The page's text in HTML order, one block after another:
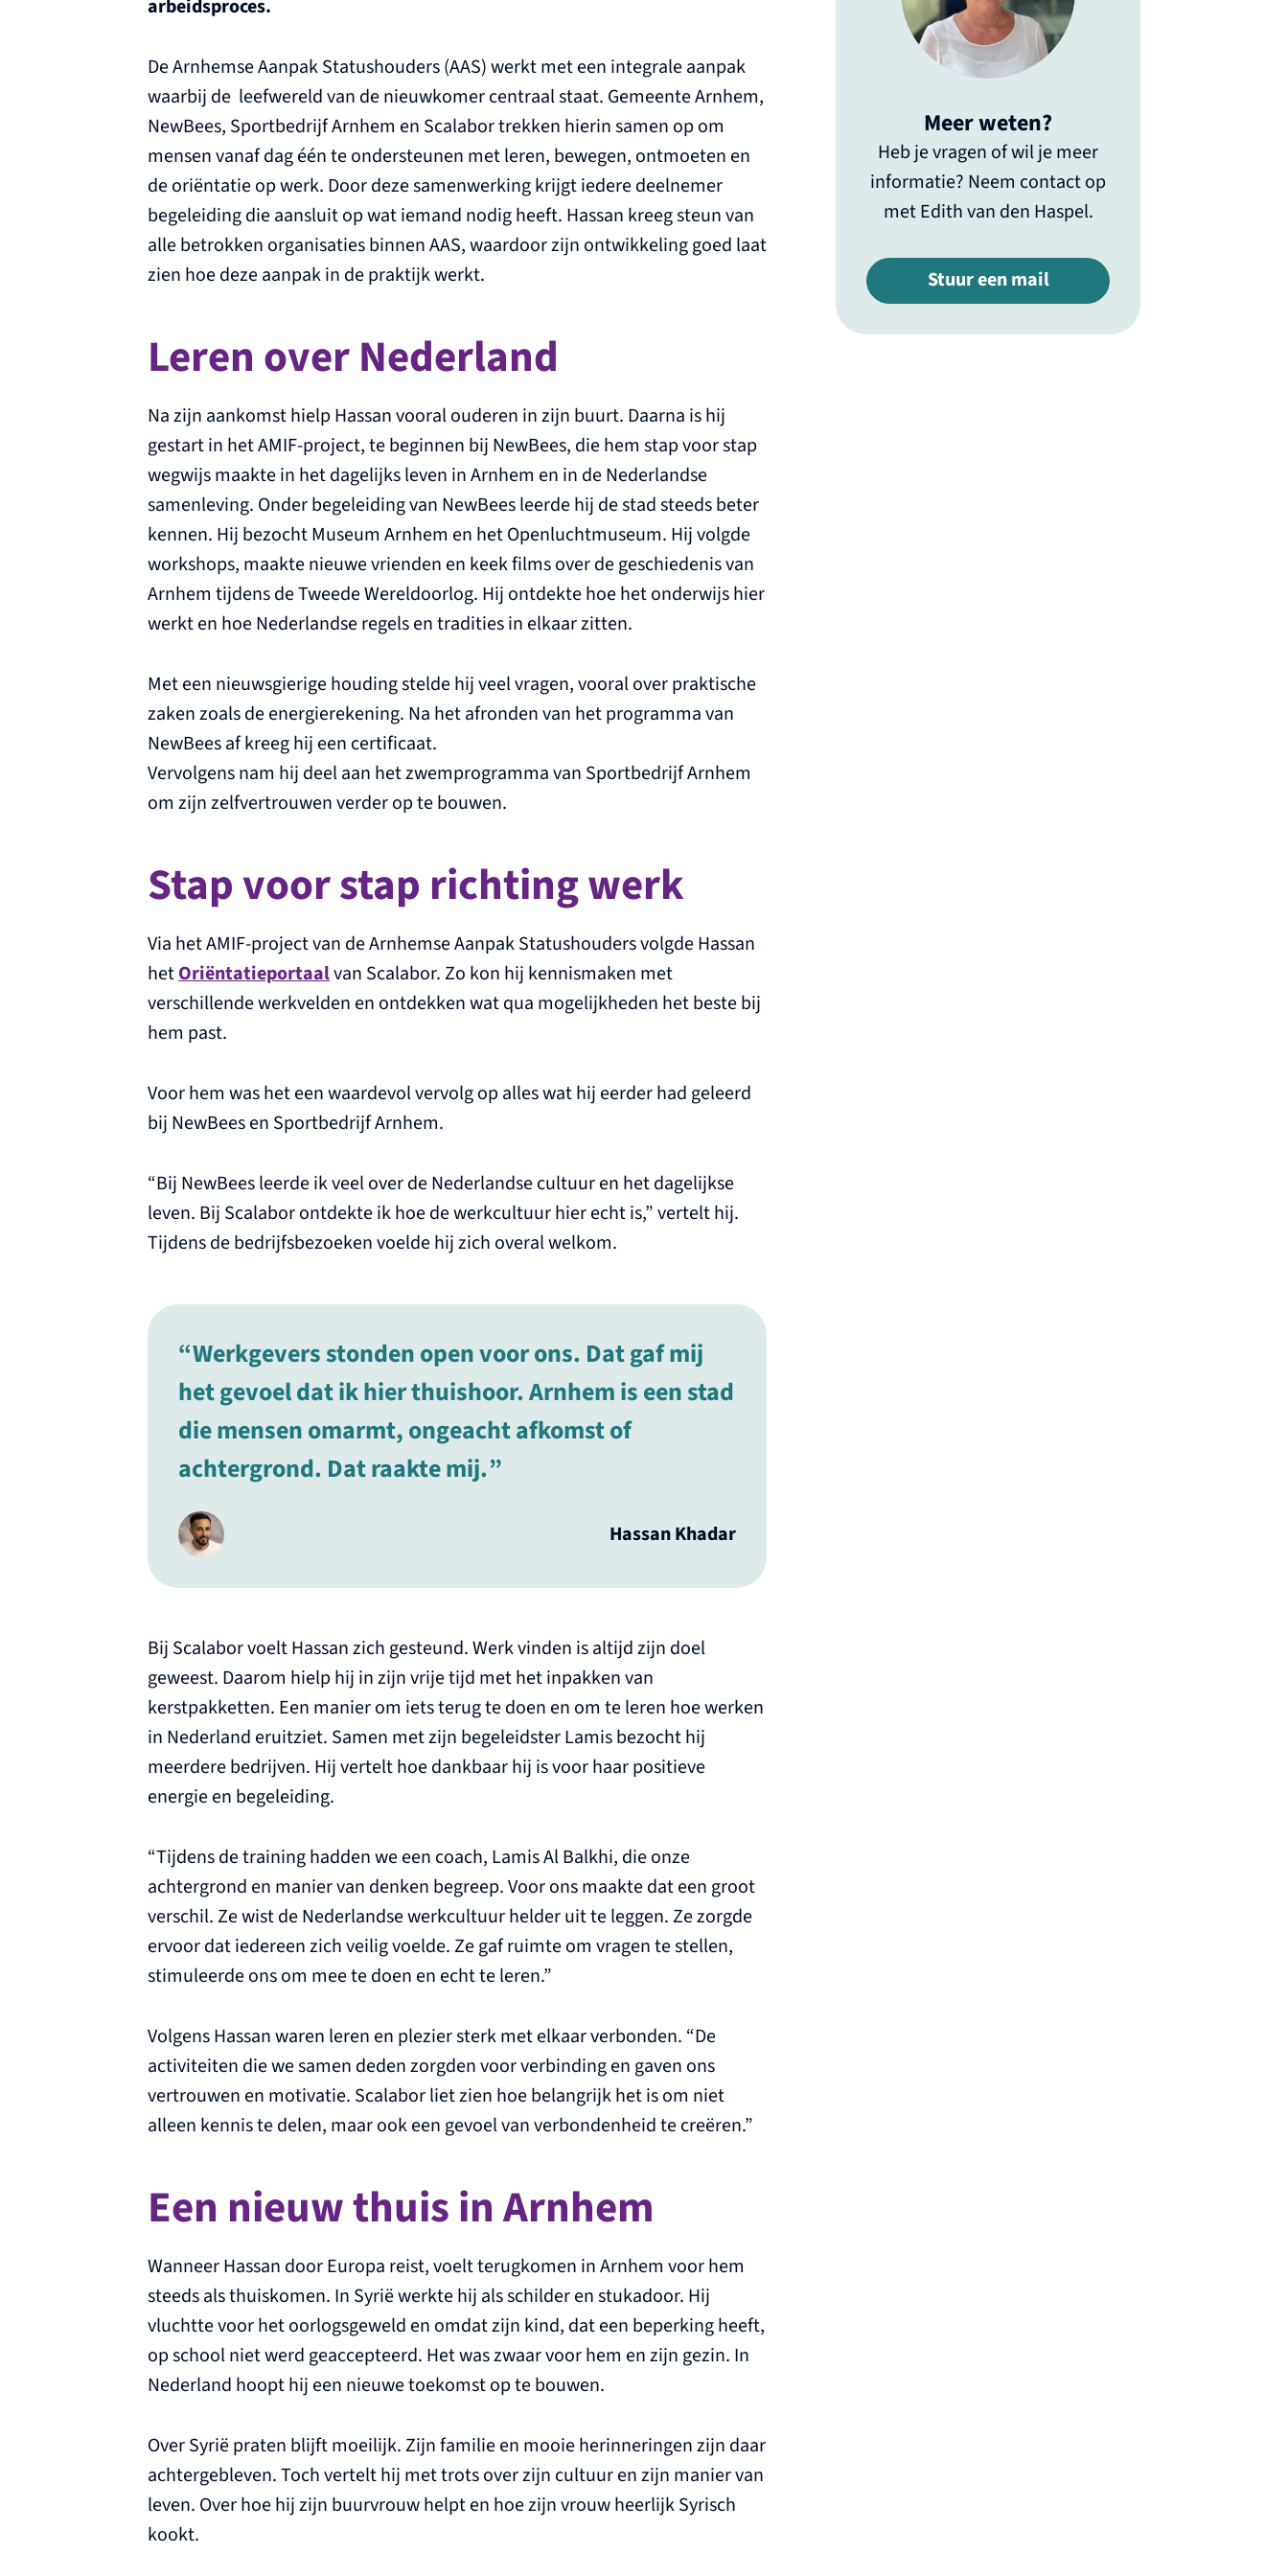
arbeidsproces.
De Arnhemse Aanpak Statushouders (AAS) werkt met een integrale aanpak
waarbij de leefwereld van de nieuwkomer centraal staat. Gemeente Arnhem,
NewBees, Sportbedrijf Arnhem en Scalabor trekken hierin samen op om
mensen vanaf dag één te ondersteunen met leren, bewegen, ontmoeten en
de oriëntatie op werk. Door deze samenwerking krijgt iedere deelnemer
begeleiding die aansluit op wat iemand nodig heeft. Hassan kreeg steun van
alle betrokken organisaties binnen AAS, waardoor zijn ontwikkeling goed laat
zien hoe deze aanpak in de praktijk werkt.
Leren over Nederland
Na zijn aankomst hielp Hassan vooral ouderen in zijn buurt. Daarna is hij
gestart in het AMIF-project, te beginnen bij NewBees, die hem stap voor stap
wegwijs maakte in het dagelijks leven in Arnhem en in de Nederlandse
samenleving. Onder begeleiding van NewBees leerde hij de stad steeds beter
kennen. Hij bezocht Museum Arnhem en het Openluchtmuseum. Hij volgde
workshops, maakte nieuwe vrienden en keek films over de geschiedenis van
Arnhem tijdens de Tweede Wereldoorlog. Hij ontdekte hoe het onderwijs hier
werkt en hoe Nederlandse regels en tradities in elkaar zitten.
Met een nieuwsgierige houding stelde hij veel vragen, vooral over praktische
zaken zoals de energierekening. Na het afronden van het programma van
NewBees af kreeg hij een certificaat.
Vervolgens nam hij deel aan het zwemprogramma van Sportbedrijf Arnhem
om zijn zelfvertrouwen verder op te bouwen.
Stap voor stap richting werk
Via het AMIF-project van de Arnhemse Aanpak Statushouders volgde Hassan
hetOriëntatieportaalvan Scalabor. Zo kon hij kennismaken met
verschillende werkvelden en ontdekken wat qua mogelijkheden het beste bij
hem past.
Voor hem was het een waardevol vervolg op alles wat hij eerder had geleerd
bij NewBees en Sportbedrijf Arnhem.
“Bij NewBees leerde ik veel over de Nederlandse cultuur en het dagelijkse
leven. Bij Scalabor ontdekte ik hoe de werkcultuur hier echt is,” vertelt hij.
Tijdens de bedrijfsbezoeken voelde hij zich overal welkom.
Werkgevers stonden open voor ons. Dat gaf mij
het gevoel dat ik hier thuishoor. Arnhem is een stad
die mensen omarmt, ongeacht afkomst of
achtergrond. Dat raakte mij.
Hassan Khadar
Bij Scalabor voelt Hassan zich gesteund. Werk vinden is altijd zijn doel
geweest. Daarom hielp hij in zijn vrije tijd met het inpakken van
kerstpakketten. Een manier om iets terug te doen en om te leren hoe werken
in Nederland eruitziet. Samen met zijn begeleidster Lamis bezocht hij
meerdere bedrijven. Hij vertelt hoe dankbaar hij is voor haar positieve
energie en begeleiding.
“Tijdens de training hadden we een coach, Lamis Al Balkhi, die onze
achtergrond en manier van denken begreep. Voor ons maakte dat een groot
verschil. Ze wist de Nederlandse werkcultuur helder uit te leggen. Ze zorgde
ervoor dat iedereen zich veilig voelde. Ze gaf ruimte om vragen te stellen,
stimuleerde ons om mee te doen en echt te leren.”
Volgens Hassan waren leren en plezier sterk met elkaar verbonden. “De
activiteiten die we samen deden zorgden voor verbinding en gaven ons
vertrouwen en motivatie. Scalabor liet zien hoe belangrijk het is om niet
alleen kennis te delen, maar ook een gevoel van verbondenheid te creëren.”
Een nieuw thuis in Arnhem
Wanneer Hassan door Europa reist, voelt terugkomen in Arnhem voor hem
steeds als thuiskomen. In Syrië werkte hij als schilder en stukadoor. Hij
vluchtte voor het oorlogsgeweld en omdat zijn kind, dat een beperking heeft,
op school niet werd geaccepteerd. Het was zwaar voor hem en zijn gezin. In
Nederland hoopt hij een nieuwe toekomst op te bouwen.
Over Syrië praten blijft moeilijk. Zijn familie en mooie herinneringen zijn daar
achtergebleven. Toch vertelt hij met trots over zijn cultuur en zijn manier van
leven. Over hoe hij zijn buurvrouw helpt en hoe zijn vrouw heerlijk Syrisch
kookt.
Meer weten?
Heb je vragen of wil je meer
informatie? Neem contact op
met Edith van den Haspel.
Stuur een mail